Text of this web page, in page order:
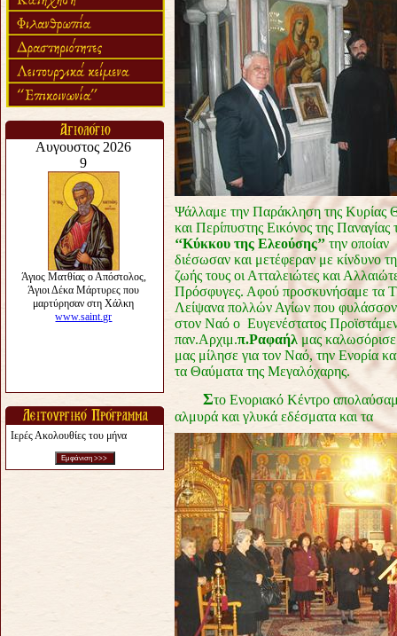
Ιερές Ακολουθίες του μήνα
Ψάλλαμε την Παράκληση της Κυρίας
και Περίπυστης Εικόνος της Παναγίας
‘‘Κύκκου της Ελεούσης’’ την οποίαν
διέσωσαν και μετέφεραν με κίνδυνο
ζωής τους οι Ατταλειώτες και
Πρόσφυγες. Αφού προσκυνήσαμε τα
Λείψανα πολλών Αγίων που
στον Ναό ο Ευγενέστατος
παν.Αρχιμ.π.Ραφαήλμας καλωσόρισε
μας μίλησε για τον Ναό, την Ενορία
τα Θαύματα της Μεγαλόχαρης.
Στο Ενοριακό Κέντρο
αλμυρά και γλυκά εδέσματα και τα